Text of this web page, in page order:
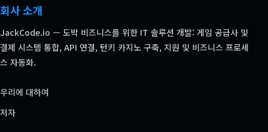
회사 소개
JackCode.io — 도박 비즈니스를 위한 IT 솔루션 개발: 게임 공급사 및
결제 시스템 통합, API 연결, 턴키 카지노 구축, 지원 및 비즈니스 프로세
스 자동화.
우리에 대하여
저자